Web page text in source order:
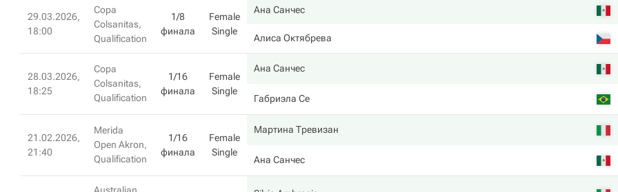
29.03.2026,
18:00
Copa
Colsanitas,
Qualification
1/8
финала
Female
Single
Ана Санчес
Алиса Октябрева
28.03.2026,
18:25
Copa
Colsanitas,
Qualification
1/16
финала
Female
Single
Ана Санчес
Габриэла Се
21.02.2026,
21:40
Merida
Open Akron,
Qualification
1/16
финала
Female
Single
Мартина Тревизан
Ана Санчес